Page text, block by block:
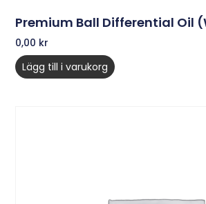
Premium Ball Differential Oil
0,00 kr
Lägg till i varukorg